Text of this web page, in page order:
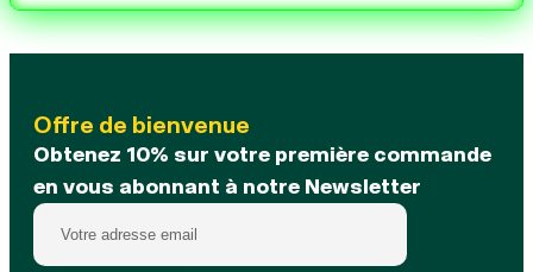
Offre de bienvenue
Obtenez 10% sur votre première commande
en vous abonnant à notre Newsletter